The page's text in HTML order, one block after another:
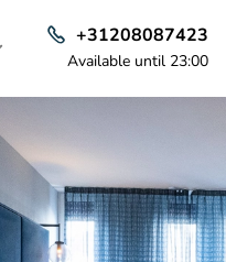
+31208087423
Available until 23:00